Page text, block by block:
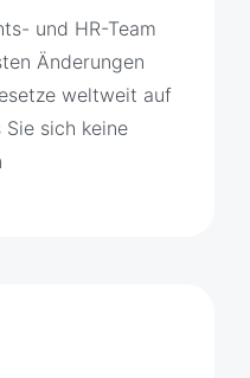
und HR-Team
Änderungen
weltweit auf
Sie sich keine